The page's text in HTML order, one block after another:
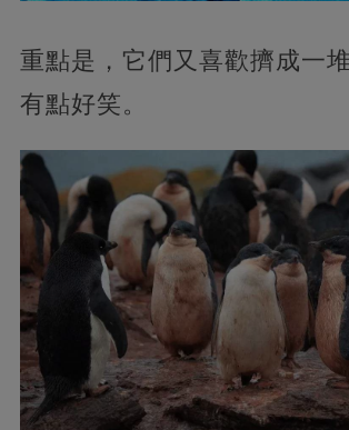
重點是，它們又喜歡擠成
有點好笑。